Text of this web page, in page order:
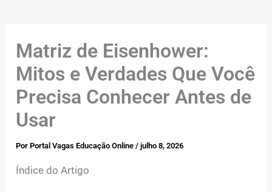
Matriz de Eisenhower:
Mitos e Verdades Que Você
Precisa Conhecer Antes de
Usar
PorPortal Vagas Educação Online/julho 8, 2026
Índice do Artigo